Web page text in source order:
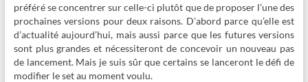
préféré se concentrer sur celle-ci plutôt que de proposer l’une des
prochaines versions pour deux raisons. D’abord parce qu’elle est
d’actualité aujourd’hui, mais aussi parce que les futures versions
sont plus grandes et nécessiteront de concevoir un nouveau pas
de lancement. Mais je suis sûr que certains se lanceront le défi de
modifier le set au moment voulu.